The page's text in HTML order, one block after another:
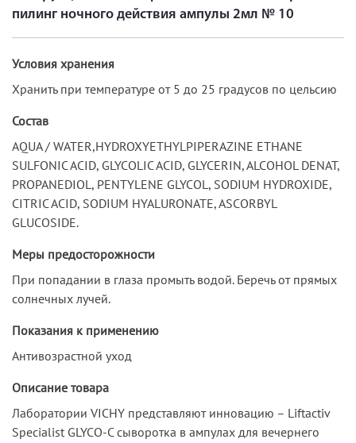
пилинг ночного действия ампулы 2мл № 10
Условия хранения
Хранить при температуре от 5 до 25 градусов по цельсию
Состав
AQUA / WATER,HYDROXYETHYLPIPERAZINE ETHANE
SULFONIC ACID, GLYCOLIC ACID, GLYCERIN, ALCOHOL DENAT,
PROPANEDIOL, PENTYLENE GLYCOL, SODIUM HYDROXIDE,
CITRIC ACID, SODIUM HYALURONATE, ASCORBYL
GLUCOSIDE.
Меры предосторожности
При попадании в глаза промыть водой. Беречь от прямых
солнечных лучей.
Показания к применению
Антивозрастной уход
Описание товара
Лаборатории VICHY представляют инновацию – Liftactiv
Specialist GLYCO-C сыворотка в ампулах для вечернего